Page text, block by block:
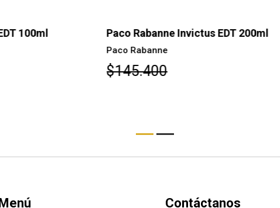
Paco Rabanne Invictus EDT 200ml
Paco Rabanne
$145.400
Menú Contáctanos